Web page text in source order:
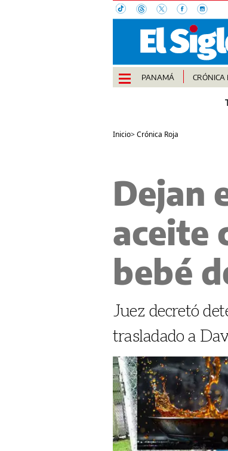
PANAMÁ CRÓNICA
Inicio>Crónica Roja
Dejan
aceite
bebé
Juez decretó
trasladado a